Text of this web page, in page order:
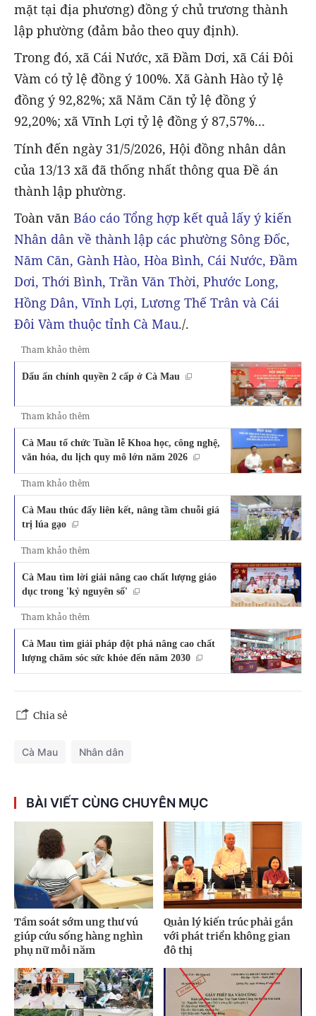
mặt tại địa phương) đồng ý chủ trương thành
lập phường (đảm bảo theo quy định).
Trong đó, xã Cái Nước, xã Đầm Dơi, xã Cái Đôi
Vàm có tỷ lệ đồng ý 100%. Xã Gành Hào tỷ lệ
đồng ý 92,82%; xã Năm Căn tỷ lệ đồng ý
92,20%; xã Vĩnh Lợi tỷ lệ đồng ý 87,57%...
Tính đến ngày 31/5/2026, Hội đồng nhân dân
của 13/13 xã đã thống nhất thông qua Đề án
thành lập phường.
Toàn văn Báo cáo Tổng hợp kết quả lấy ý kiến
Nhân dân về thành lập các phường Sông Đốc,
Năm Căn, Gành Hào, Hòa Bình, Cái Nước, Đầm
Dơi, Thới Bình, Trần Văn Thời, Phước Long,
Hồng Dân, Vĩnh Lợi, Lương Thế Trân và Cái
Đôi Vàm thuộc tỉnh Cà Mau./.
Tham khảo thêm
Dấu ấn chính quyền 2 cấp ở Cà Mau
Tham khảo thêm
Cà Mau tổ chức Tuần lễ Khoa học, công nghệ,
văn hóa, du lịch quy mô lớn năm 2026
Tham khảo thêm
Cà Mau thúc đẩy liên kết, nâng tầm chuỗi giá
trị lúa gạo
Tham khảo thêm
Cà Mau tìm lời giải nâng cao chất lượng giáo
dục trong 'kỷ nguyên số'
Tham khảo thêm
Cà Mau tìm giải pháp đột phá nâng cao chất
lượng chăm sóc sức khỏe đến năm 2030
Chia sẻ
Cà Mau Nhân dân
BÀI VIẾT CÙNG CHUYÊN MỤC
Tầm soát sớm ung thư vú
giúp cứu sống hàng nghìn
phụ nữ mỗi năm
Quản lý kiến trúc phải gắn
với phát triển không gian
đô thị